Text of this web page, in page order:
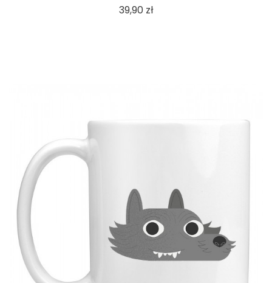
39,90 złCena